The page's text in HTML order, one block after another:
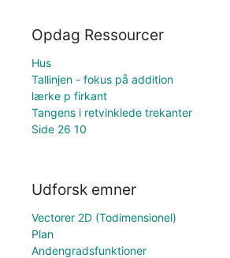
Opdag Ressourcer
Hus
Tallinjen - fokus på addition
lærke p firkant
Tangens i retvinklede trekanter
Side 26 10
Udforsk emner
Vectorer 2D (Todimensionel)
Plan
Andengradsfunktioner